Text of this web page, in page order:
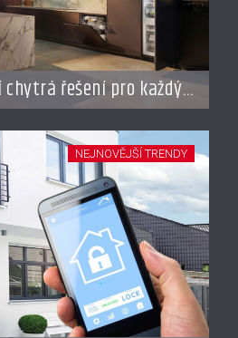
řešení pro každý
NEJNOVĚJŠÍ TRENDY